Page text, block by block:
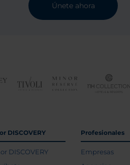
Únete ahora
DISCOVERY
DISCOVERY
Profesionales
Empresas